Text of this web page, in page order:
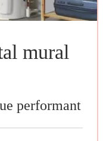
mural
performant